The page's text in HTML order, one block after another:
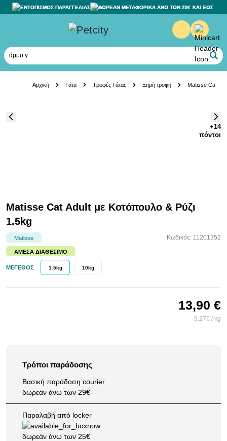
ΕΝΤΟΠΙΣΜΟΣ ΠΑΡΑΓΓΕΛΙΑΣ ΔΩΡΕΑΝ ΜΕΤΑΦΟΡΙΚΑ ΑΝΩ ΤΩΝ 29€ ΚΑΙ ΕΩΣ
άμμο γάτα
Αρχική Γάτα Τροφές Γάτας Ξηρή τροφή Matisse Cat
+14
πόντοι
Matisse Cat Adult με Κοτόπουλο & Ρύζι
1.5kg
Matisse Κωδικός: 11201352
ΆΜΕΣΑ ΔΙΑΘΈΣΙΜΟ
ΜΈΓΕΘΟΣ 1.5kg 10kg
13,90 €
9.27€ / kg
Τρόποι παράδοσης
Βασική παράδοση courier
δωρεάν άνω των 29€
Παραλαβή από locker
δωρεάν άνω των 25€